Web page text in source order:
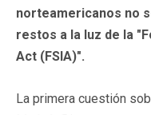
norteamericanos no
restos a la luz de la
Act (FSIA)".
La primera cuestión